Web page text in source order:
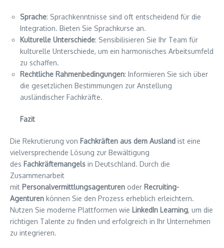
Sprache: Sprachkenntnisse sind oft entscheidend für die
Integration. Bieten Sie Sprachkurse an.
Kulturelle Unterschiede: Sensibilisieren Sie Ihr Team für
kulturelle Unterschiede, um ein harmonisches Arbeitsumfeld
zu schaffen.
Rechtliche Rahmenbedingungen: Informieren Sie sich über
die gesetzlichen Bestimmungen zur Anstellung
ausländischer Fachkräfte.
Fazit
Die Rekrutierung von Fachkräften aus dem Ausland ist eine
vielversprechende Lösung zur Bewältigung
des Fachkräftemangels in Deutschland. Durch die
Zusammenarbeit
mit Personalvermittlungsagenturen oder Recruiting-
Agenturen können Sie den Prozess erheblich erleichtern.
Nutzen Sie moderne Plattformen wie LinkedIn Learning, um die
richtigen Talente zu finden und erfolgreich in Ihr Unternehmen
zu integrieren.